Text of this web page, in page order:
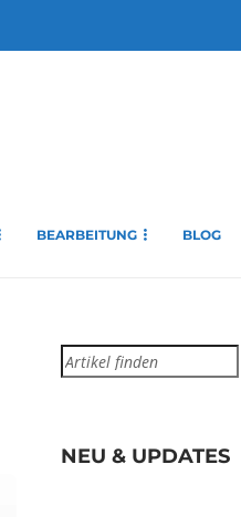
BEARBEITUNG BLOG
NEU & UPDATES